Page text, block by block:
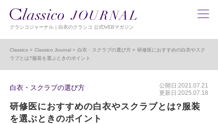
クラシコジャーナル｜白衣のクラシコ 公式WEBマガジン
Classico Classico Journal 白衣・スクラブの選び方
研修医におすすめの白衣やスク
ラブとは?服装を選ぶときのポイント
白衣・スクラブの選び方
公開日:2021.07.21
更新日:2025.07.18
研修医におすすめの白衣やスクラブとは?服装
を選ぶときのポイント